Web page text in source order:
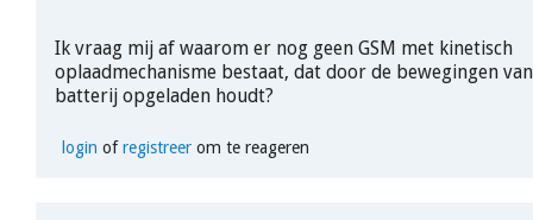
Ik vraag mij af waarom er nog geen GSM met kinetisch
oplaadmechanisme bestaat, dat door de bewegingen
batterij opgeladen houdt?
login ofregistreerom te reageren